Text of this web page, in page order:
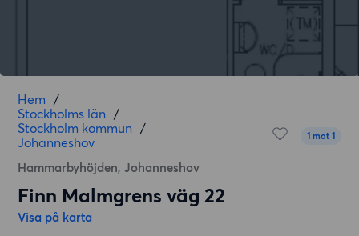
Hem /
Stockholms län /
Stockholm kommun /
Johanneshov
Hammarbyhöjden, Johanneshov
1 mot 1
Finn Malmgrens väg 22
Visa på karta